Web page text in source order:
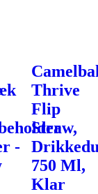
-
Thrive
Flip
Straw,
750 Ml,
Klar